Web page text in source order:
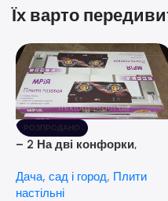
Їх варто
РОЗПРОДАНО
– 2 На дві конфорки,
розпалюванням.
Дача, сад і город, Плити
настільні